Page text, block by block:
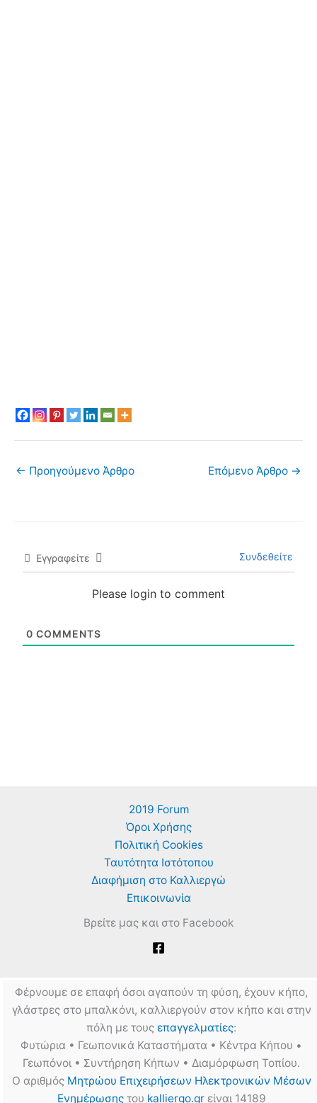
← Προηγούμενο Άρθρο Επόμενο Άρθρο →
Εγγραφείτε Συνδεθείτε
Please login to comment
0 COMMENTS
2019 Forum
Όροι Χρήσης
Πολιτική Cookies
Ταυτότητα Ιστότοπου
Διαφήμιση στο Καλλιεργώ
Επικοινωνία
Βρείτε μας και στο Facebook
Φέρνουμε σε επαφή όσοι αγαπούν τη φύση, έχουν κήπο,
γλάστρες στο μπαλκόνι, καλλιεργούν στον κήπο και στην
πόλη με τους επαγγελματίες:
Φυτώρια • Γεωπονικά Καταστήματα • Κέντρα Κήπου •
Γεωπόνοι • Συντήρηση Κήπων • Διαμόρφωση Τοπίου.
Ο αριθμός Μητρώου Επιχειρήσεων Ηλεκτρονικών Μέσων
Ενημέρωσηςτου kalliergo.grείναι 14189